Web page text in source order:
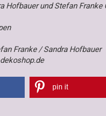
Hofbauer und Stefan Franke
Franke / Sandra Hofbauer
pin it